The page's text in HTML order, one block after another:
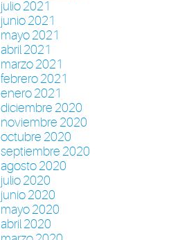
julio 2021
junio 2021
mayo 2021
abril 2021
marzo 2021
febrero 2021
enero 2021
diciembre 2020
noviembre 2020
octubre 2020
septiembre 2020
agosto 2020
julio 2020
junio 2020
mayo 2020
abril 2020